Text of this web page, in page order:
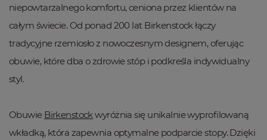
niepowtarzalnego komfortu, ceniona przez klientów na
całym świecie. Od ponad 200 lat Birkenstock łączy
tradycyjne rzemiosło z nowoczesnym designem, oferując
obuwie, które dba o zdrowie stóp i podkreśla indywidualny
styl.
Obuwie Birkenstockwyróżnia się unikalnie wyprofilowaną
wkładką, która zapewnia optymalne podparcie stopy. Dzięki